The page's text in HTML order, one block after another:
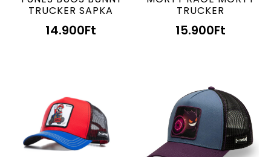
TRUCKER SAPKA
14.900Ft
TRUCKER
15.900Ft